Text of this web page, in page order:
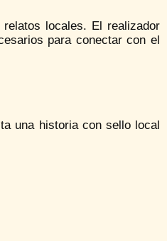
locales. El realizador
para conectar con el
una historia con sello local